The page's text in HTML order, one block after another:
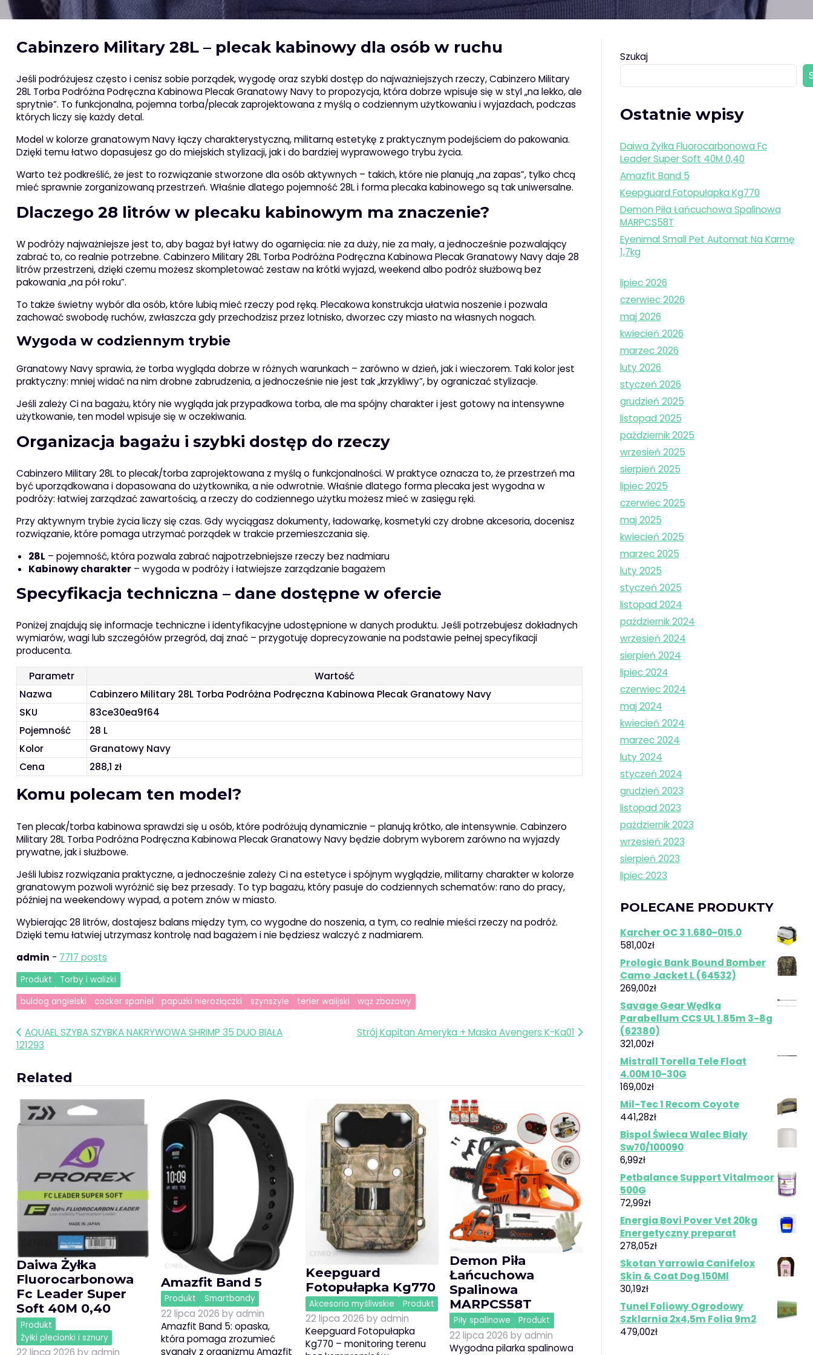
Cabinzero Military 28L – plecak kabinowy dla osób w ruchu
Jeśli podróżujesz często i cenisz sobie porządek, wygodę oraz szybki dostęp do najważniejszych rzeczy, Cabinzero Military
28L Torba Podróżna Podręczna Kabinowa Plecak Granatowy Navy to propozycja, która dobrze wpisuje się w styl „na lekko, ale
sprytnie”. To funkcjonalna, pojemna torba/plecak zaprojektowana z myślą o codziennym użytkowaniu i wyjazdach, podczas
których liczy się każdy detal.
Model w kolorze granatowym Navy łączy charakterystyczną, militarną estetykę z praktycznym podejściem do pakowania.
Dzięki temu łatwo dopasujesz go do miejskich stylizacji, jak i do bardziej wyprawowego trybu życia.
Warto też podkreślić, że jest to rozwiązanie stworzone dla osób aktywnych – takich, które nie planują „na zapas”, tylko chcą
mieć sprawnie zorganizowaną przestrzeń. Właśnie dlatego pojemność 28L i forma plecaka kabinowego są tak uniwersalne.
Dlaczego 28 litrów w plecaku kabinowym ma znaczenie?
W podróży najważniejsze jest to, aby bagaż był łatwy do ogarnięcia: nie za duży, nie za mały, a jednocześnie pozwalający
zabrać to, co realnie potrzebne. Cabinzero Military 28L Torba Podróżna Podręczna Kabinowa Plecak Granatowy Navy daje 28
litrów przestrzeni, dzięki czemu możesz skompletować zestaw na krótki wyjazd, weekend albo podróż służbową bez
pakowania „na pół roku”.
To także świetny wybór dla osób, które lubią mieć rzeczy pod ręką. Plecakowa konstrukcja ułatwia noszenie i pozwala
zachować swobodę ruchów, zwłaszcza gdy przechodzisz przez lotnisko, dworzec czy miasto na własnych nogach.
Wygoda w codziennym trybie
Granatowy Navy sprawia, że torba wygląda dobrze w różnych warunkach – zarówno w dzień, jak i wieczorem. Taki kolor jest
praktyczny: mniej widać na nim drobne zabrudzenia, a jednocześnie nie jest tak „krzykliwy”, by ograniczać stylizacje.
Jeśli zależy Ci na bagażu, który nie wygląda jak przypadkowa torba, ale ma spójny charakter i jest gotowy na intensywne
użytkowanie, ten model wpisuje się w oczekiwania.
Organizacja bagażu i szybki dostęp do rzeczy
Cabinzero Military 28L to plecak/torba zaprojektowana z myślą o funkcjonalności. W praktyce oznacza to, że przestrzeń ma
być uporządkowana i dopasowana do użytkownika, a nie odwrotnie. Właśnie dlatego forma plecaka jest wygodna w
podróży: łatwiej zarządzać zawartością, a rzeczy do codziennego użytku możesz mieć w zasięgu ręki.
Przy aktywnym trybie życia liczy się czas. Gdy wyciągasz dokumenty, ładowarkę, kosmetyki czy drobne akcesoria, docenisz
rozwiązanie, które pomaga utrzymać porządek w trakcie przemieszczania się.
28L – pojemność, która pozwala zabrać najpotrzebniejsze rzeczy bez nadmiaru
Kabinowy charakter– wygoda w podróży i łatwiejsze zarządzanie bagażem
Specyfikacja techniczna – dane dostępne w ofercie
Poniżej znajdują się informacje techniczne i identyfikacyjne udostępnione w danych produktu. Jeśli potrzebujesz dokładnych
wymiarów, wagi lub szczegółów przegród, daj znać – przygotuję doprecyzowanie na podstawie pełnej specyfikacji
producenta.
Parametr
Wartość
Nazwa
Cabinzero Military 28L Torba Podróżna Podręczna Kabinowa Plecak Granatowy Navy
SKU
83ce30ea9f64
Pojemność
28 L
Kolor
Granatowy Navy
Cena
288,1 zł
Komu polecam ten model?
Ten plecak/torba kabinowa sprawdzi się u osób, które podróżują dynamicznie – planują krótko, ale intensywnie. Cabinzero
Military 28L Torba Podróżna Podręczna Kabinowa Plecak Granatowy Navy będzie dobrym wyborem zarówno na wyjazdy
prywatne, jak i służbowe.
Jeśli lubisz rozwiązania praktyczne, a jednocześnie zależy Ci na estetyce i spójnym wyglądzie, militarny charakter w kolorze
granatowym pozwoli wyróżnić się bez przesady. To typ bagażu, który pasuje do codziennych schematów: rano do pracy,
później na weekendowy wypad, a potem znów w miasto.
Wybierając 28 litrów, dostajesz balans między tym, co wygodne do noszenia, a tym, co realnie mieści rzeczy na podróż.
Dzięki temu łatwiej utrzymasz kontrolę nad bagażem i nie będziesz walczyć z nadmiarem.
admin - 7717 posts
Produkt
Torby i walizki
buldog angielski
cocker spaniel papużki nierozłączki szynszyle terier walijski wąż zbożowy
Nawigacja
wpisu
AQUAEL SZYBA SZYBKA NAKRYWOWA SHRIMP 35 DUO BIAŁA
121293
Strój Kapitan Ameryka + Maska Avengers K-Ka01
Related
Daiwa Żyłka
Fluorocarbonowa
Fc Leader Super
Soft 40M 0,40
Produkt
Żyłki plecionki i sznury
22 lipca 2026 byadmin
Amazfit Band 5
Produkt Smartbandy
22 lipca 2026 byadmin
Amazfit Band 5: opaska,
która pomaga zrozumieć
sygnały z organizmu Amazfit
Keepguard
Fotopułapka Kg770
Akcesoria myśliwskie Produkt
22 lipca 2026 byadmin
Keepguard Fotopułapka
Kg770 – monitoring terenu
Demon Piła
Łańcuchowa
Spalinowa
MARPCS58T
Piły spalinowe Produkt
22 lipca 2026 byadmin
Wygodna pilarka spalinowa
Szukaj
Ostatnie wpisy
Daiwa Żyłka Fluorocarbonowa Fc
Leader Super Soft 40M 0,40
Amazfit Band 5
Keepguard Fotopułapka Kg770
Demon Piła Łańcuchowa Spalinowa
MARPCS58T
Eyenimal Small Pet Automat Na Karmę
1,7kg
lipiec 2026
czerwiec 2026
maj 2026
kwiecień 2026
marzec 2026
luty 2026
styczeń 2026
grudzień 2025
listopad 2025
październik 2025
wrzesień 2025
sierpień 2025
lipiec 2025
czerwiec 2025
maj 2025
kwiecień 2025
marzec 2025
luty 2025
styczeń 2025
listopad 2024
październik 2024
wrzesień 2024
sierpień 2024
lipiec 2024
czerwiec 2024
maj 2024
kwiecień 2024
marzec 2024
luty 2024
styczeń 2024
grudzień 2023
listopad 2023
październik 2023
wrzesień 2023
sierpień 2023
lipiec 2023
POLECANE PRODUKTY
Karcher OC 3 1.680-015.0
581,00zł
Prologic Bank Bound Bomber
Camo Jacket L (64532)
269,00zł
Savage Gear Wędka
Parabellum CCS UL 1.85m 3-8g
(62380)
321,00zł
Mistrall Torella Tele Float
4.00M 10-30G
169,00zł
Mil-Tec 1 Recom Coyote
441,28zł
Bispol Świeca Walec Biały
Sw70/100090
6,99zł
Petbalance Support Vitalmoor
500G
72,99zł
Energia Bovi Pover Vet 20kg
Energetyczny preparat
278,05zł
Skotan Yarrowia Canifelox
Skin & Coat Dog 150Ml
30,19zł
Tunel Foliowy Ogrodowy
Szklarnia 2x4,5m Folia 9m2
479,00zł